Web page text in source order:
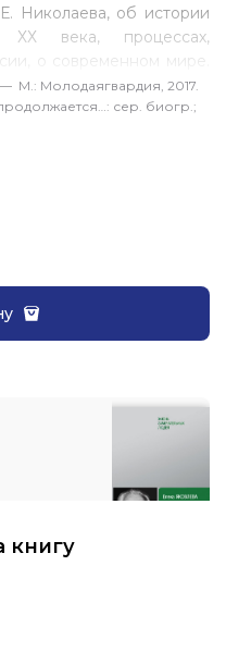
Николаева, об истории
ХХ века, процессах,
о современном мире.
пути становления
и государственного
на становление новой
Саха.
М.: Молодаягвардия, 2017.
сер. биогр.;
книгу